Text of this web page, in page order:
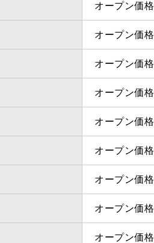
オープン価格
オープン価格
オープン価格
オープン価格
オープン価格
オープン価格
オープン価格
オープン価格
オープン価格